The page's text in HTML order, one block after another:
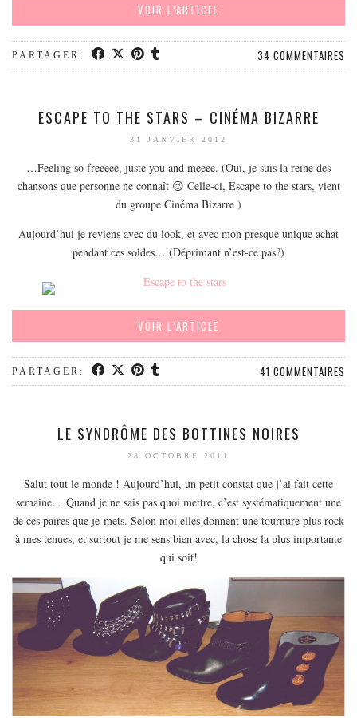
VOIR L’ARTICLE
PARTAGER: 34 COMMENTAIRES
ESCAPE TO THE STARS – CINÉMA BIZARRE
31 JANVIER 2012
…Feeling so freeeee, juste you and meeee. (Oui, je suis la reine des
chansons que personne ne connaît 😉 Celle-ci, Escape to the stars, vient
du groupe Cinéma Bizarre )
Aujourd’hui je reviens avec du look, et avec mon presque unique achat
pendant ces soldes… (Déprimant n’est-ce pas?)
VOIR L’ARTICLE
PARTAGER: 41 COMMENTAIRES
LE SYNDRÔME DES BOTTINES NOIRES
28 OCTOBRE 2011
Salut tout le monde ! Aujourd’hui, un petit constat que j’ai fait cette
semaine… Quand je ne sais pas quoi mettre, c’est systématiquement une
de ces paires que je mets. Selon moi elles donnent une tournure plus rock
à mes tenues, et surtout je me sens bien avec, la chose la plus importante
qui soit!